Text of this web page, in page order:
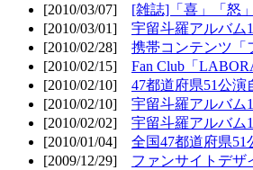
[2010/03/07] [雑誌]「喜」「怒
[2010/03/01] 宇留斗羅アルバム
[2010/02/28] 携帯コンテンツ「
[2010/02/15] Fan Club「
[2010/02/10] 47都道府県51公演
[2010/02/10] 宇留斗羅アルバム
[2010/02/02] 宇留斗羅アルバム
[2010/01/04] 全国47都道府県
[2009/12/29] ファンサイトデザ